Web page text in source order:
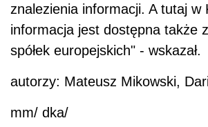
znalezienia informacji. A tutaj w
informacja jest dostępna także
spółek europejskich" - wskazał.
autorzy: Mateusz Mikowski,
mm/ dka/